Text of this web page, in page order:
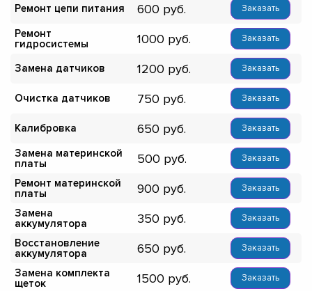
Ремонт цепи питания 600 Заказать
Ремонт
гидросистемы
1000 Заказать
Замена датчиков 1200 Заказать
Очистка датчиков 750 Заказать
Калибровка 650 Заказать
Замена материнской
платы
500 Заказать
Ремонт материнской
платы
900 Заказать
Замена
аккумулятора
350 Заказать
Восстановление
аккумулятора
650 Заказать
Замена комплекта
щеток
1500 Заказать